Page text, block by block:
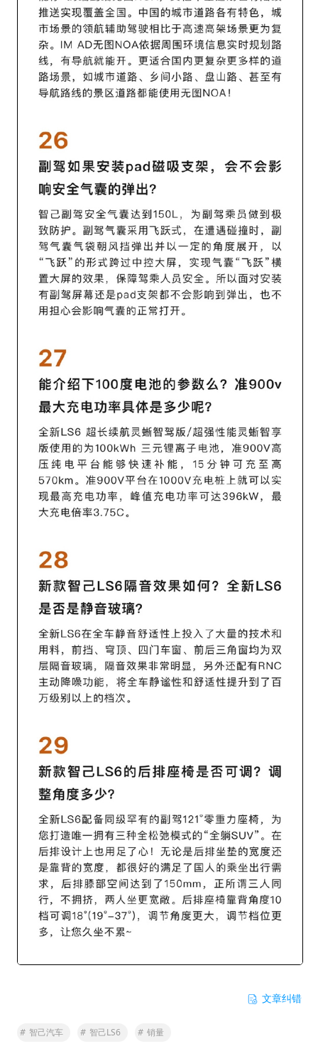
文章纠错
# 智己汽车 # 智己LS6 # 销量